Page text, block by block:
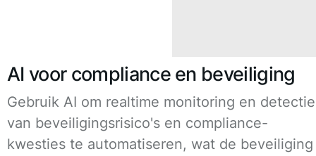
AI voor compliance en beveiliging
Gebruik AI om realtime monitoring en detectie
van beveiligingsrisico's en compliance-
kwesties te automatiseren, wat de beveiliging